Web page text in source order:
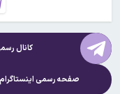
کانال
صفحه رسمی